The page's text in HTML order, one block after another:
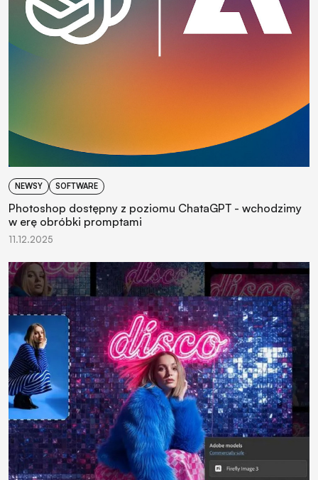
NEWSY SOFTWARE
Photoshop dostępny z poziomu ChataGPT - wchodzimy
w erę obróbki promptami
11.12.2025